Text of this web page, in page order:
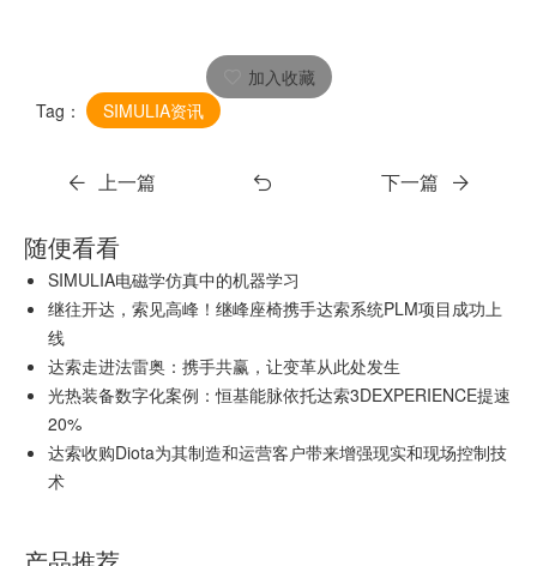
加入收藏
Tag：
SIMULIA资讯
上一篇 下一篇
随便看看
SIMULIA电磁学仿真中的机器学习
继往开达，索见高峰！继峰座椅携手达索系统PLM项目成功上
线
达索走进法雷奥：携手共赢，让变革从此处发生
光热装备数字化案例：恒基能脉依托达索3DEXPERIENCE提速
20%
达索收购Diota为其制造和运营客户带来增强现实和现场控制技
术